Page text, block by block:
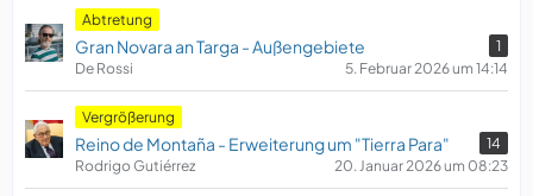
Abtretung
Gran Novara an Targa - Außengebiete
1
De Rossi
5. Februar 2026 um 14:14
Vergrößerung
Reino de Montaña - Erweiterung um "Tierra Para"
14
Rodrigo Gutiérrez
20. Januar 2026 um 08:23